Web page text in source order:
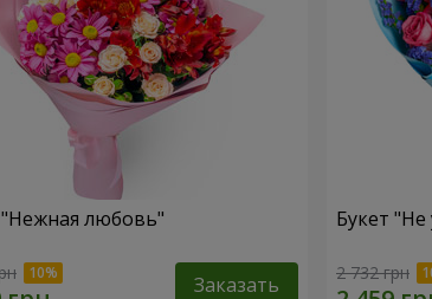
"Нежная любовь"
Заказать
Букет "Не
2 732 грн